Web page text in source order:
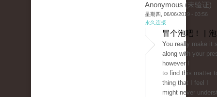
Anonymous (未验证)
星期四, 06/06/2019 - 03:56
永久连接
冒个泡吧！ |
You really make it
along with your
however I
to find this matter
thing that I feel I
might never